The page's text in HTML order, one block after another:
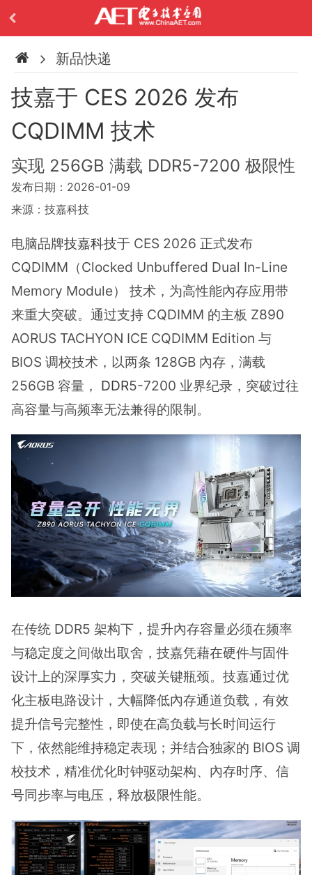
新品快递
技嘉于 CES 2026 发布
CQDIMM 技术
实现 256GB 满载 DDR5-7200 极限性
发布日期：2026-01-09
来源：技嘉科技
电脑品牌技嘉科技于 CES 2026 正式发布
CQDIMM（Clocked Unbuffered Dual In-Line
Memory Module） 技术，为高性能內存应用带
来重大突破。通过支持 CQDIMM 的主板 Z890
AORUS TACHYON ICE CQDIMM Edition 与
BIOS 调校技术，以两条 128GB 內存，满载
256GB 容量， DDR5-7200 业界纪录，突破过往
高容量与高频率无法兼得的限制。
在传统 DDR5 架构下，提升內存容量必须在频率
与稳定度之间做出取舍，技嘉凭藉在硬件与固件
设计上的深厚实力，突破关键瓶颈。技嘉通过优
化主板电路设计，大幅降低內存通道负载，有效
提升信号完整性，即使在高负载与长时间运行
下，依然能维持稳定表现；并结合独家的 BIOS 调
校技术，精准优化时钟驱动架构、內存时序、信
号同步率与电压，释放极限性能。